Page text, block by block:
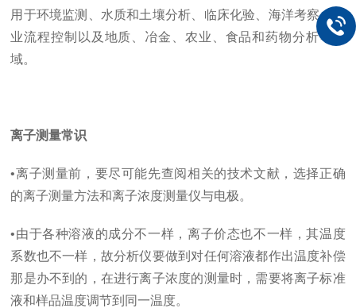
用于环境监测、水质和土壤分析、临床化验、海洋考察、工
业流程控制以及地质、冶金、农业、食品和药物分析等领
域。
离子测量常识
•离子测量前，要尽可能先查阅相关的技术文献，选择正确
的离子测量方法和离子浓度测量仪与电极。
•由于各种溶液的成分不一样，离子价态也不一样，其温度
系数也不一样，故分析仪要做到对任何溶液都作出温度补偿
那是办不到的，在进行离子浓度的测量时，需要将离子标准
液和样品温度调节到同一温度。